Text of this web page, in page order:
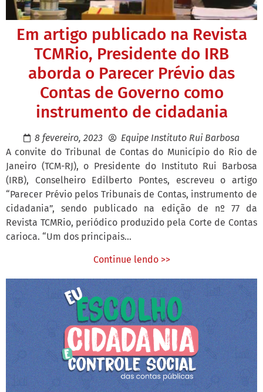
Em artigo publicado na Revista
TCMRio, Presidente do IRB
aborda o Parecer Prévio das
Contas de Governo como
instrumento de cidadania
8 fevereiro, 2023
Equipe Instituto Rui Barbosa
A convite do Tribunal de Contas do Município do Rio de
Janeiro (TCM-RJ), o Presidente do Instituto Rui Barbosa
(IRB), Conselheiro Edilberto Pontes, escreveu o artigo
“Parecer Prévio pelos Tribunais de Contas, instrumento de
cidadania”, sendo publicado na edição de nº 77 da
Revista TCMRio, periódico produzido pela Corte de Contas
carioca. “Um dos principais...
Continue lendo >>